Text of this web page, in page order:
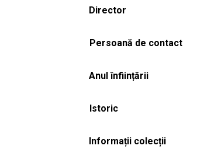
Director
Persoană de contact
Anul înființării
Istoric
Informații colecții